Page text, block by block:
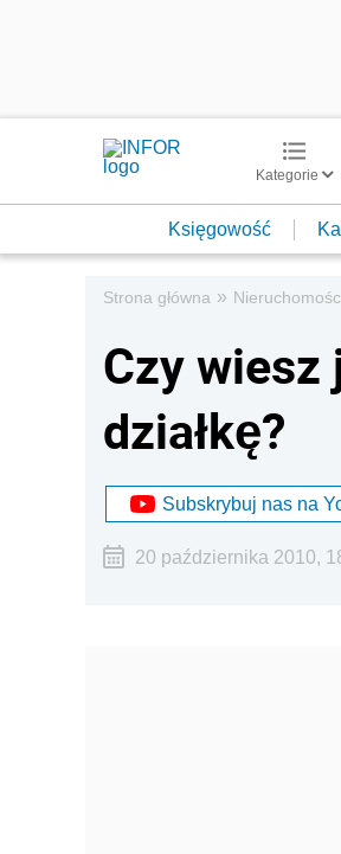
Kategorie
Księgowość
Strona główna »
Czy wiesz
działkę?
Subskrybuj nas na
20 października 2010,